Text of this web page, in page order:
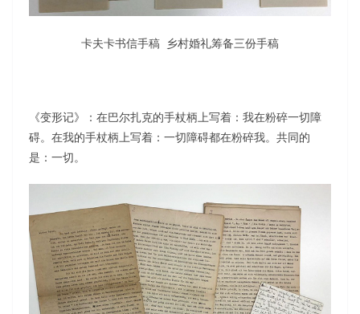
卡夫卡书信手稿 乡村婚礼筹备三份手稿
《变形记》：在巴尔扎克的手杖柄上写着：我在粉碎一切障
碍。在我的手杖柄上写着：一切障碍都在粉碎我。共同的
是：一切。